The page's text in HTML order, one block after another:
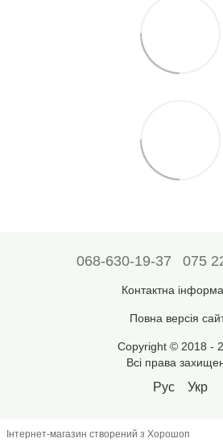
068-630-19-37 075
Контактна
Повна версія
Copyright © 2018 -
Всі права
Рус Укр
Інтернет-магазин створений з Хорошоп